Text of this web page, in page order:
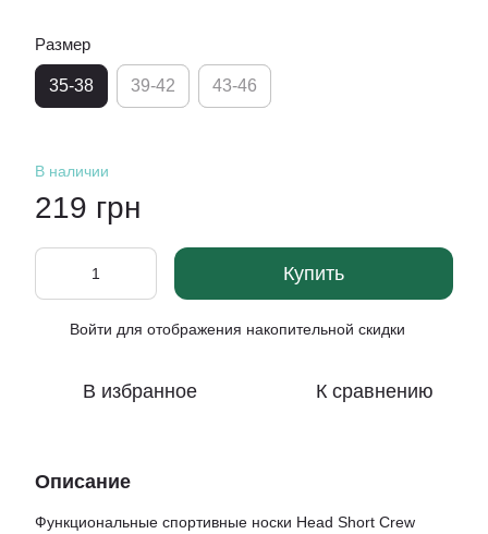
Размер
35-38 39-42 43-46
В наличии
219 грн
Купить
Войти для отображения накопительной скидки
В избранное К сравнению
Описание
Функциональные спортивные носки Head Short Crew